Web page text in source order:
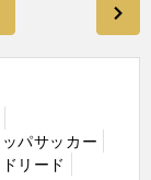
パサッカー
リード